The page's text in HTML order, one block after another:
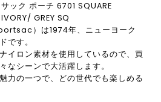
ック ポーチ 6701 SQUARE
GREY SQ
）は1974年、ニューヨーク
です。
イロン素材を使用しているので、買
なシーンで大活躍します。
力の一つで、どの世代でも楽しめる